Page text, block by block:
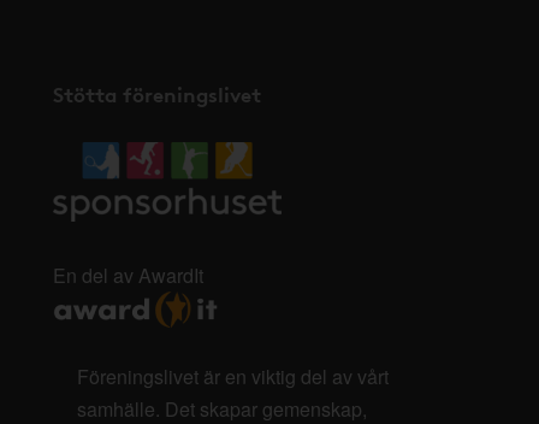
Stötta föreningslivet
En del av AwardIt
Föreningslivet är en viktig del av vårt
samhälle. Det skapar gemenskap,